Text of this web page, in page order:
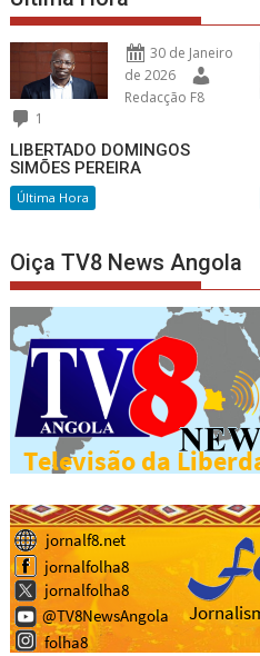
30 de Janeiro
de 2026
Redacção F8
1
LIBERTADO DOMINGOS
SIMÕES PEREIRA
Última Hora
Oiça TV8 News Angola